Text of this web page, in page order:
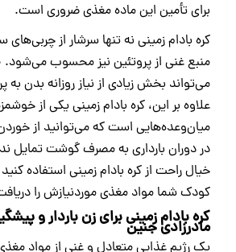
برای تأمین این ماده مغذی ضروری است.
کره بادام زمینی نه ‌تنها سرشار از
می‌تواند بخش زیادی از نیاز روزانه بدن به
علاوه بر این، کره بادام زمینی یکی از
میان‌وعده‌هایی است که می‌توانید از
در دوران بارداری به مصرف گوشت تمایل
خیال راحت از کره بادام زمینی استفاده
کودک شما مواد مغذی موردنیازش را
کره بادام زمینی برای زن باردار و
مادرزادی جنین
یک رژیم غذایی متعادل و غنی از مواد